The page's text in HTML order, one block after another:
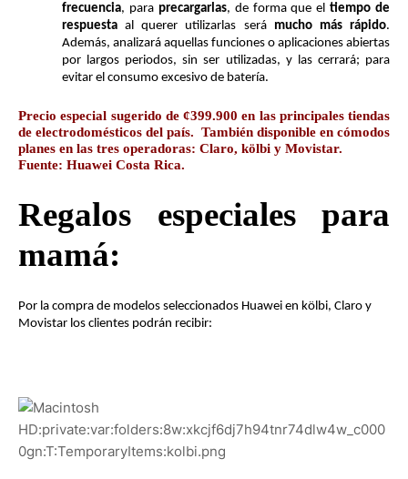
frecuencia, para precargarlas, de forma que el tiempo de
respuesta al querer utilizarlas será mucho más rápido.
Además, analizará aquellas funciones o aplicaciones abiertas
por largos periodos, sin ser utilizadas, y las cerrará; para
evitar el consumo excesivo de batería.
Precio especial sugerido de ¢399.900 en las principales tiendas
de electrodomésticos del país.  También disponible en cómodos
planes en las tres operadoras: Claro, kölbi y Movistar.
Fuente: Huawei Costa Rica.
Regalos especiales para
mamá:
Por la compra de modelos seleccionados Huawei en kö lbi, Claro y
Movistar los clientes podrán recibir: